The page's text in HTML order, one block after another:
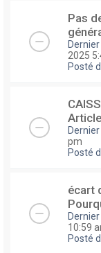
Pas
2025
Posté
pm
Posté
écart
10:59
Posté